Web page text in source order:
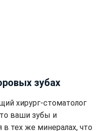
зубах
хирург-стоматолог
ваши зубы и
тех же минералах, что